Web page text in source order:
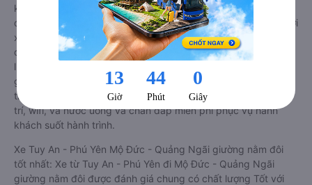
kế như một phòng ngủ khách sạn sang trọng, hiện đại. Đây là
dòng xe giường nằm cho cặp đôi đi Mộ Đức - Quảng Ngãi mới
xuất hiện tại Việt Nam. Loại xe giường nằm đôi ra đời nhằm
đáp ứng yêu cầu ngày càng cao của khách hàng về chất
lượng dịch vụ vận tải. So với xe giường nằm thông thường, xe
giường nằm đôi đi Mộ Đức - Quảng Ngãi có nhiều ưu điểm và
tiện nghi vượt trội. Màn hình LCD với hàng nghìn bộ phim giải
trí, wifi, và nước uống và chăn đắp miễn phí phục vụ hành
khách suốt hành trình.
Xe Tuy An - Phú Yên Mộ Đức - Quảng Ngãi giường nằm đôi
tốt nhất: Xe từ Tuy An - Phú Yên đi Mộ Đức - Quảng Ngãi
giường nằm đôi được đánh giá chung có chất lượng Tốt với